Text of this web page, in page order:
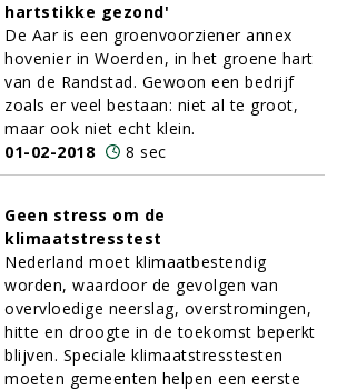
hartstikke gezond'
De Aar is een groenvoorziener annex
hovenier in Woerden, in het groene hart
van de Randstad. Gewoon een bedrijf
zoals er veel bestaan: niet al te groot,
maar ook niet echt klein.
01-02-2018
8 sec
Geen stress om de
klimaatstresstest
Nederland moet klimaatbestendig
worden, waardoor de gevolgen van
overvloedige neerslag, overstromingen,
hitte en droogte in de toekomst beperkt
blijven. Speciale klimaatstresstesten
moeten gemeenten helpen een eerste